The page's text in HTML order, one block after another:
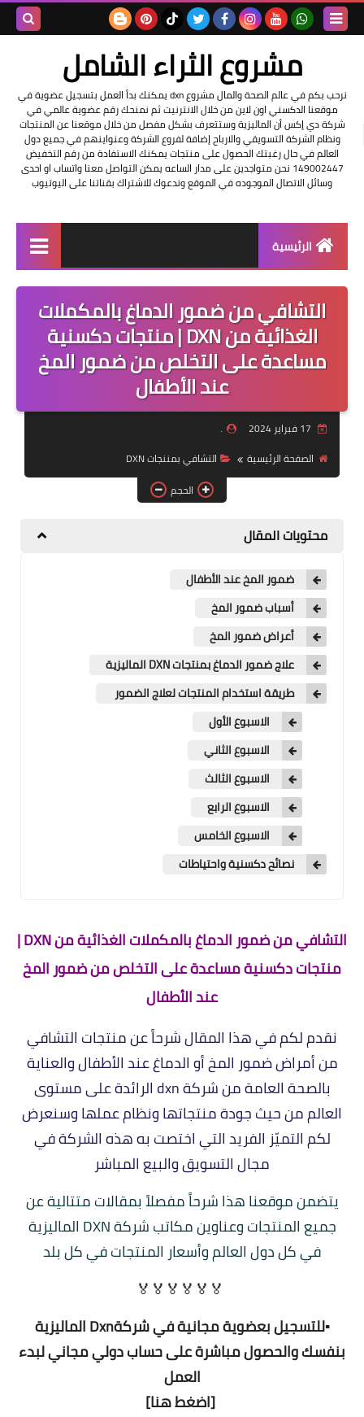
مشروع الثراء الشامل
نرحب بكم في عالم الصحة والمال مشروع dxn يمكنك بدأ العمل بتسجيل عضوية في
موقعنا الدكسني اون لاين من خلال الانترنيت ثم نمنحك رقم عضوية عالمي في
شركة دي إكس أن الماليزية وستتعرف بشكل مفصل من خلال موقعنا عن المنتجات
ونظام الشركة التسويقي والارباح إضافة لفروع الشركة وعنواينهم في جميع دول
العالم في حال رغبتك الحصول على منتجات يمكنك الاستفادة من رقم التخفيض
149002447 نحن متواجدين على مدار الساعه يمكن التواصل معنا واتساب او احدى
وسائل الاتصال الموجوده في الموقع وندعوك للاشتراك بقناتنا على اليوتيوب
الرئيسية
التسجيل في الشركه
عناوين شركة dxn
فرصة عمل
منتجات
تجارب شفاء
النظام المالي
التشافي من ضمور الدماغ بالمكملات
الغذائية من DXN | منتجات دكسنية
مساعدة على التخلص من ضمور المخ
عند الأطفال
.
الصفحة الرئيسية
التشافي بمننجات DXN
الحجم
محتويات المقال
ضمور المخ عند الأطفال
أسباب ضمور المخ
أعراض ضمور المخ
علاج ضمور الدماغ بمنتجات DXN الماليزية
طريقة استخدام المنتجات لعلاج الضمور
الاسبوع الأول
الاسبوع الثاني
الاسبوع الثالث
الاسبوع الرابع
الاسبوع الخامس
نصائح دكسنية واحتياطات
التشافي من ضمور الدماغ بالمكملات الغذائية من DXN |
منتجات دكسنية مساعدة على التخلص من ضمور المخ
عند الأطفال
نقدم لكم في هذا المقال شرحاً عن منتجات التشافي
من أمراض ضمور المخ أو الدماغ عند الأطفال والعناية
بالصحة العامة من شركة dxn الرائدة على مستوى
العالم من حيث جودة منتجاتها ونظام عملها وسنعرض
لكم التميّز الفريد التي اختصت به هذه الشركة في
مجال التسويق والبيع المباشر
يتضمن موقعنا هذا شرحاً مفصلاً بمقالات متتالية عن
جميع المنتجات وعناوين مكاتب شركة DXN الماليزية
في كل دول العالم وأسعار المنتجات في كل بلد
🏅🏅🏅🏅🏅🏅
▪️للتسجيل بعضوية مجانية في شركةDxn الماليزية
بنفسك والحصول مباشرة على حساب دولي مجاني لبدء
العمل
[اضغط هنا]